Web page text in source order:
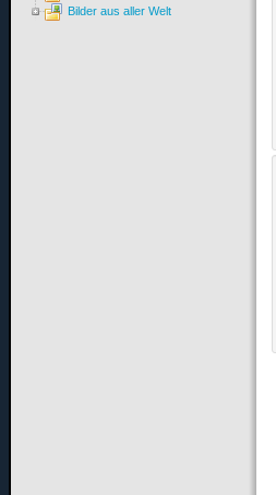
Bilder aus aller Welt